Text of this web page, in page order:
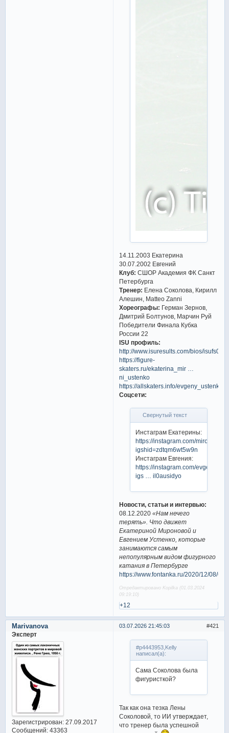
14.11.2003 Екатерина
30.07.2002 Евгений
Клуб: СШОР Академия ФК Санкт
Петербурга
Тренер: Елена Соколова, Кирилл
Алешин, Matteo Zanni
Хореографы: Герман Зернов,
Дмитрий Болтунов, Марчин Руй
Победители Финала Кубка
России 22
ISU профиль:
http://www.isuresults.com/bios/
https://figure-
skaters.ru/ekaterina_mir …
ni_ustenko
https://allskaters.info/evgeny_ustenko/
Соцсети:
Свернутый текст
Инстаграм Екатерины:
https://instagram.com/
igshid=zdtqm6wt5w9n
Инстаграм Евгения:
https://instagram.com/
igs … il0ausidyo
Новости, статьи и интервью:
08.12.2020«Нам нечего
терять». Что движет
Екатериной Мироновой и
Евгением Устенко, которые
занимаются самым
непопулярным видом фигурного
катания в Петербурге
https://www.fontanka.ru/2020/12/08/
Отредактировано Kopilka (01.03.2024
09:19:10)
+12
421
03.07.2026 21:45:03
Marivanova
Эксперт
Зарегистрирован: 27.09.2017
Сообщений:43363
#p4443953,Kelly
написал(а):
Сама Соколова была
фигуристкой?
Так как она тезка Лены
Соколовой, то ИИ утверждает,
что тренер была успешной